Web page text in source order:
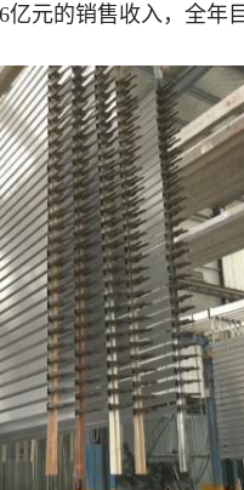
元的销售收入，全年